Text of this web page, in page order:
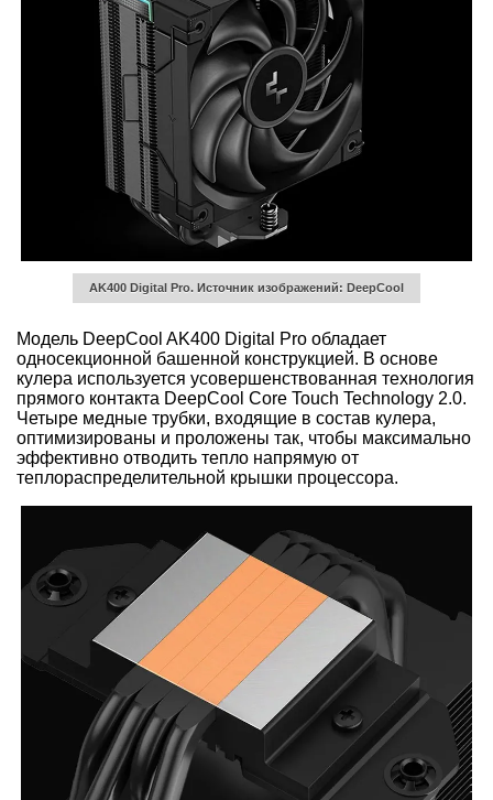
AK400 Digital Pro. Источник изображений: DeepCool
Модель DeepCool AK400 Digital Pro обладает
односекционной башенной конструкцией. В основе
кулера используется усовершенствованная технология
прямого контакта DeepCool Core Touch Technology 2.0.
Четыре медные трубки, входящие в состав кулера,
оптимизированы и проложены так, чтобы максимально
эффективно отводить тепло напрямую от
теплораспределительной крышки процессора.